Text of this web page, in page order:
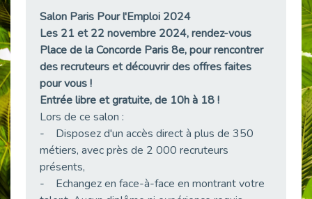
Publié le 04/05/2026
Le taux d’emploi direct dans la fonction publique dépasse 6 % en 2025
Publié le 04/05/2026
Publié le 01/05/2026
Témoignage : Le parcours de Marc, 44 ans
Publié le 30/04/2026
Publié le 29/04/2026
Salon Paris Pour l'Emploi 2024
Les 21 et 22 novembre 2024, rendez-vous
Place de la Concorde Paris 8e, pour rencontrer
des recruteurs et découvrir des offres faites
pour vous !
Entrée libre et gratuite, de 10h à 18 !
Lors de ce salon :
- Disposez d'un accès direct à plus de 350
métiers, avec près de 2 000 recruteurs
présents,
- Echangez en face-à-face en montrant votre